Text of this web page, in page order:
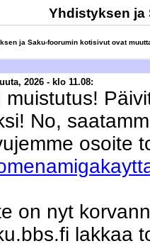
Yhdistyksen ja
ja Saku-foorumin kotisivut ovat
2026 - klo 11.08:
muistutus!
No,
osoite
on nyt
lakkaa